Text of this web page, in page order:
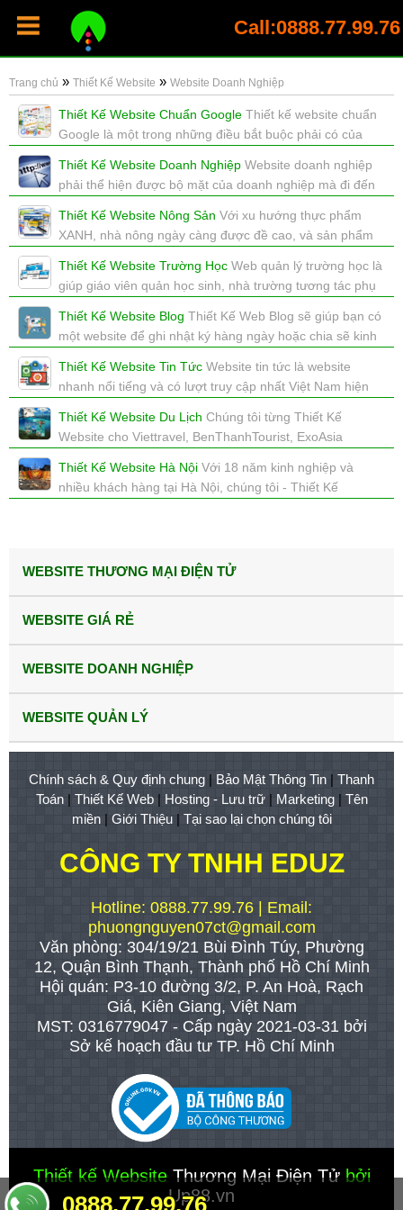
Call:0888.77.99.76
Trang chủ » Thiết Kế Website » Website Doanh Nghiệp
Thiết Kế Website Chuẩn Google Thiết kế website chuẩn
Google là một trong những điều bắt buộc phải có của
Thiết Kế Website Doanh Nghiệp Website doanh nghiệp
phải thể hiện được bộ mặt của doanh nghiệp mà đi đến
xem: 6830 | cập nhật: 16/12/2017 15:44
Thiết Kế Website Nông Sản Với xu hướng thực phẩm
XANH, nhà nông ngày càng được đề cao, và sản phẩm
xem: 3316 | cập nhật: 16/12/2017 16:04
Thiết Kế Website Trường Học Web quản lý trường học là
giúp giáo viên quản học sinh, nhà trường tương tác phụ
xem: 3314 | cập nhật: 04/08/2017 13:39
Thiết Kế Website Blog Thiết Kế Web Blog sẽ giúp bạn có
một website để ghi nhật ký hàng ngày hoặc chia sẽ kinh
Thiết Kế Website Tin Tức Website tin tức là website
nhanh nổi tiếng và có lượt truy cập nhất Việt Nam hiện
xem: 3249 | cập nhật: 16/12/2017 15:44
Thiết Kế Website Du Lịch Chúng tôi từng Thiết Kế
Website cho Viettravel, BenThanhTourist, ExoAsia
tuyệt vời.
xem: 3855 | cập nhật: 16/12/2017 15:46
Thiết Kế Website Hà Nội Với 18 năm kinh nghiệp và
nhiều khách hàng tại Hà Nội, chúng tôi - Thiết Kế
WEBSITE THƯƠNG MẠI ĐIỆN TỬ
WEBSITE GIÁ RẺ
WEBSITE DOANH NGHIỆP
WEBSITE QUẢN LÝ
Chính sách & Quy định chung | Bảo Mật Thông Tin | Thanh
Toán| Thiết Kế Web| Hosting - Lưu trữ| Marketing| Tên
miền| Giới Thiệu| Tại sao lại chọn chúng tôi
CÔNG TY TNHH EDUZ
Hotline: 0888.77.99.76 | Email:
phuongnguyen07ct@gmail.com
Văn phòng: 304/19/21 Bùi Đình Túy, Phường
12, Quận Bình Thạnh, Thành phố Hồ Chí Minh
Hội quán: P3-10 đường 3/2, P. An Hoà, Rạch
Giá, Kiên Giang, Việt Nam
MST: 0316779047 - Cấp ngày 2021-03-31 bởi
Sở kế hoạch đầu tư TP. Hồ Chí Minh
Thiết kế Website Thương Mại Điện Tửbởi
Up88.vn
0888.77.99.76